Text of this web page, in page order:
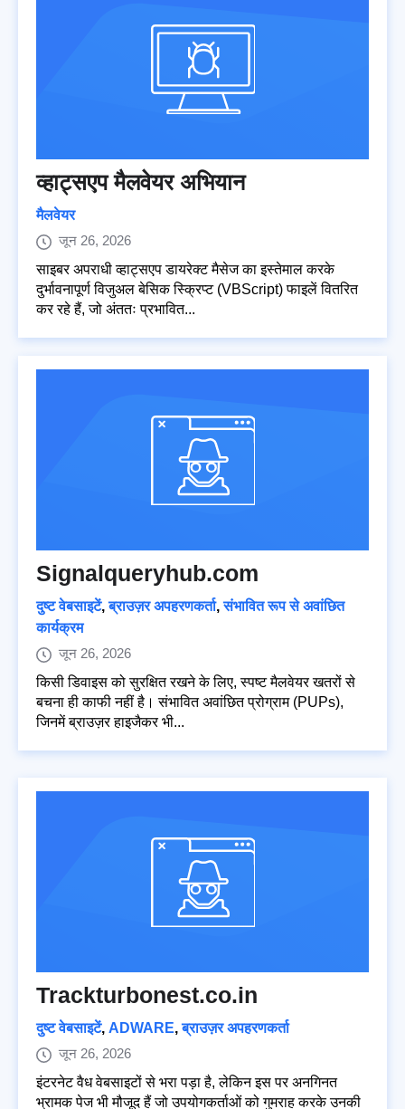
व्हाट्सएप मैलवेयर अभियान
मैलवेयर
जून 26, 2026
साइबर अपराधी व्हाट्सएप डायरेक्ट मैसेज का इस्तेमाल करके
दुर्भावनापूर्ण विजुअल बेसिक स्क्रिप्ट (VBScript) फाइलें वितरित
कर रहे हैं, जो अंततः प्रभावित...
Signalqueryhub.com
दुष्ट वेबसाइटें,ब्राउज़र अपहरणकर्ता,संभावित रूप से अवांछित
कार्यक्रम
जून 26, 2026
किसी डिवाइस को सुरक्षित रखने के लिए, स्पष्ट मैलवेयर खतरों से
बचना ही काफी नहीं है। संभावित अवांछित प्रोग्राम (PUPs),
जिनमें ब्राउज़र हाइजैकर भी...
Trackturbonest.co.in
दुष्ट वेबसाइटें, ADWARE,ब्राउज़र अपहरणकर्ता
जून 26, 2026
इंटरनेट वैध वेबसाइटों से भरा पड़ा है, लेकिन इस पर अनगिनत
भ्रामक पेज भी मौजूद हैं जो उपयोगकर्ताओं को गुमराह करके उनकी